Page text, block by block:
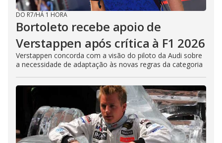
DO R7/HÁ 1 HORA
Bortoleto recebe apoio de
Verstappen após crítica à F1 2026
Verstappen concorda com a visão do piloto da Audi sobre
a necessidade de adaptação às novas regras da categoria